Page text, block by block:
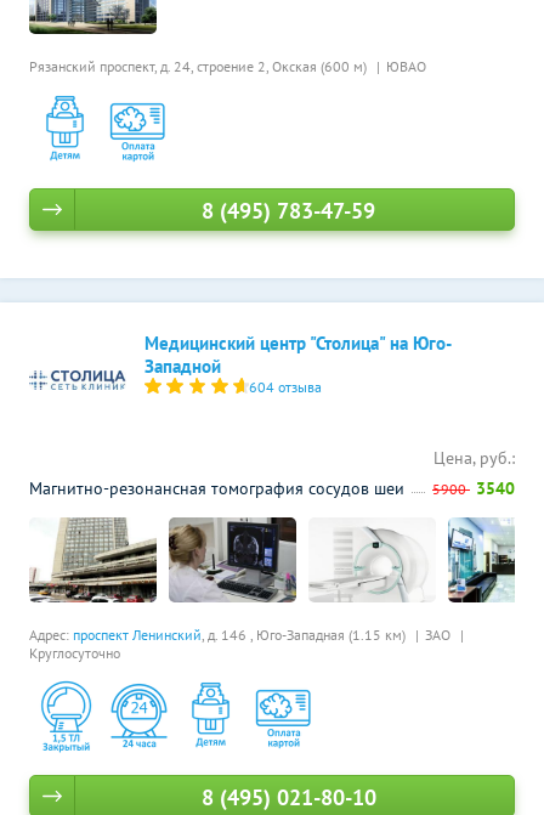
Рязанский проспект, д. 24, строение 2, Окская (600 м) ЮВАО
8 (495) 783-47-59
Медицинский центр "Столица" на Юго-
Западной
604 отзыва
Адрес: проспект Ленинский, д. 146 , Юго-Западная (1.15 км)
ЗАО
Круглосуточно
Цена, руб.:
Магнитно-резонансная томография сосудов шеи
5900 3540
8 (495) 021-80-10